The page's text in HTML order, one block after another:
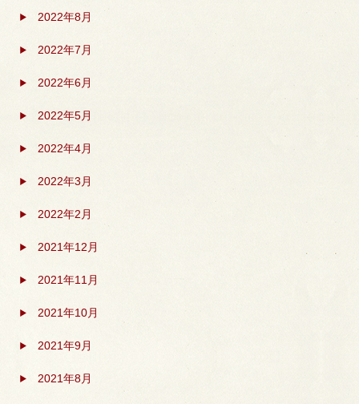
2022年8月
2022年7月
2022年6月
2022年5月
2022年4月
2022年3月
2022年2月
2021年12月
2021年11月
2021年10月
2021年9月
2021年8月